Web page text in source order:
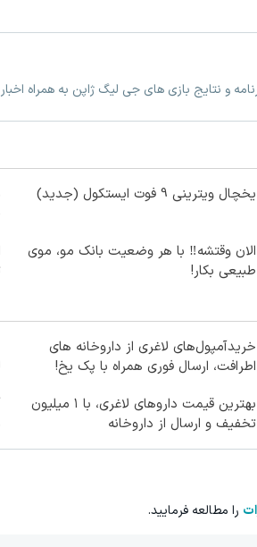
و نتایج بازی های جی لیگ ژاپن به همراه
یخچال ویترینی 9 فوت ایستکول (جدید)
الان وقتشه‼️ با هر وضعیت بانک مو، موی
طبیعی بکار!
خریدآمپول‌های لاغری از داروخانه های
اطرافت، ارسال فوری همراه با پک یخ!
بهترین قیمت داروهای لاغری، با ۱ میلیون
تخفیف و ارسال از داروخانه‌
را مطالعه فرمایید.